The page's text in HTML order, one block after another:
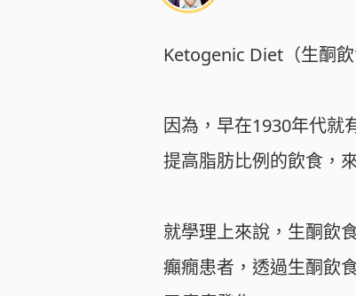
Ketogenic Diet（生酮
因為，早在1930年代就
提高脂肪比例的飲食，
就學理上來說，生酮飲
癲癇患者，透過生酮飲